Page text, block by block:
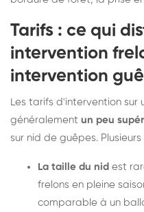
Tarifs : ce qui
intervention
intervention
Les tarifs d'intervention sur
généralement un peu
sur nid de guêpes.
La taille du nid est
frelons en pleine
comparable à un